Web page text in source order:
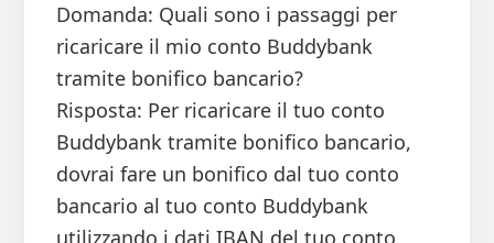
Domanda: Quali sono i passaggi per
ricaricare il mio conto Buddybank
tramite bonifico bancario?
Risposta: Per ricaricare il tuo conto
Buddybank tramite bonifico bancario,
dovrai fare un bonifico dal tuo conto
bancario al tuo conto Buddybank